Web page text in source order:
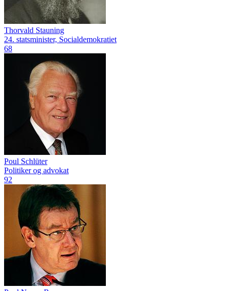
Thorvald Stauning
24. statsminister, Socialdemokratiet
68
Poul Schlüter
Politiker og advokat
92